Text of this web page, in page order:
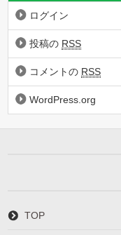
ログイン
投稿の RSS
コメントの RSS
WordPress.org
TOP